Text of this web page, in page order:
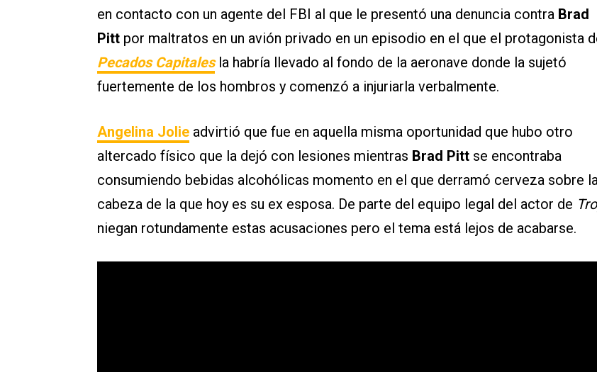
en contacto con un agente del FBI al que le presentó una denuncia contra Brad
Pitt por maltratos en un avión privado en un episodio en el que el protagonista
Pecados Capitalesla habría llevado al fondo de la aeronave donde la sujetó
fuertemente de los hombros y comenzó a injuriarla verbalmente.
Angelina Jolie advirtió que fue en aquella misma oportunidad que hubo otro
altercado físico que la dejó con lesiones mientras Brad Pitt se encontraba
consumiendo bebidas alcohólicas momento en el que derramó cerveza sobre
cabeza de la que hoy es su ex esposa. De parte del equipo legal del actor de
niegan rotundamente estas acusaciones pero el tema está lejos de acabarse.